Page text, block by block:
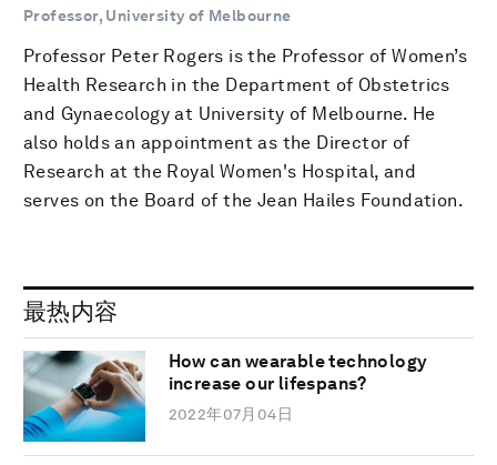
Professor, University of Melbourne
Professor Peter Rogers is the Professor of Women’s
Health Research in the Department of Obstetrics
and Gynaecology at University of Melbourne. He
also holds an appointment as the Director of
Research at the Royal Women's Hospital, and
serves on the Board of the Jean Hailes Foundation.
最热内容
How can wearable technology
increase our lifespans?
2022年07月04日